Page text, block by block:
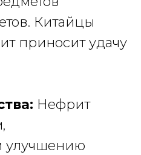
Китайцы
приносит удачу
Нефрит
улучшению